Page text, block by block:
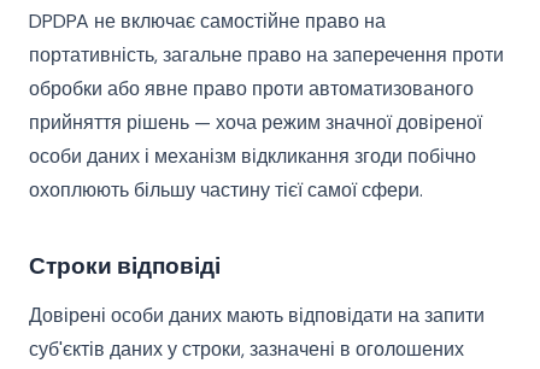
DPDPA не включає самостійне право на
портативність, загальне право на заперечення проти
обробки або явне право проти автоматизованого
прийняття рішень — хоча режим значної довіреної
особи даних і механізм відкликання згоди побічно
охоплюють більшу частину тієї самої сфери.
Строки відповіді
Довірені особи даних мають відповідати на запити
суб'єктів даних у строки, зазначені в оголошених